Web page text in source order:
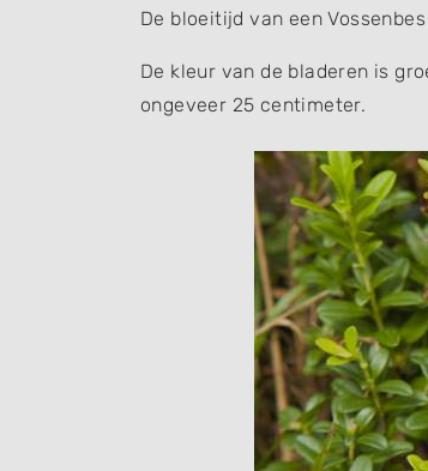
De bloeitijd van een
De kleur van de bladeren is
ongeveer 25 centimeter.